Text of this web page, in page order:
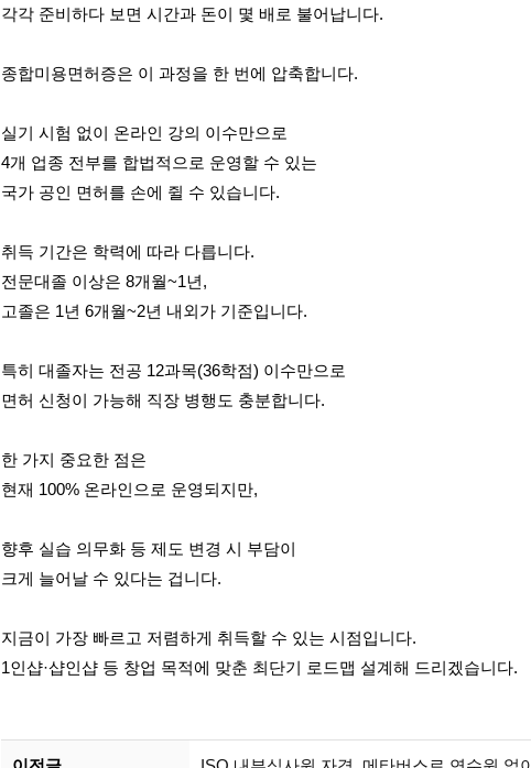
각각 준비하다 보면 시간과 돈이 몇 배로 불어납니다.
종합미용면허증은 이 과정을 한 번에 압축합니다.
실기 시험 없이 온라인 강의 이수만으로
4개 업종 전부를 합법적으로 운영할 수 있는
국가 공인 면허를 손에 쥘 수 있습니다.
취득 기간은 학력에 따라 다릅니다.
전문대졸 이상은 8개월~1년,
고졸은 1년 6개월~2년 내외가 기준입니다.
특히 대졸자는 전공 12과목(36학점) 이수만으로
면허 신청이 가능해 직장 병행도 충분합니다.
한 가지 중요한 점은
현재 100% 온라인으로 운영되지만,
향후 실습 의무화 등 제도 변경 시 부담이
크게 늘어날 수 있다는 겁니다.
지금이 가장 빠르고 저렴하게 취득할 수 있는 시점입니다.
1인샵·샵인샵 등 창업 목적에 맞춘 최단기 로드맵 설계해 드리겠습니다.